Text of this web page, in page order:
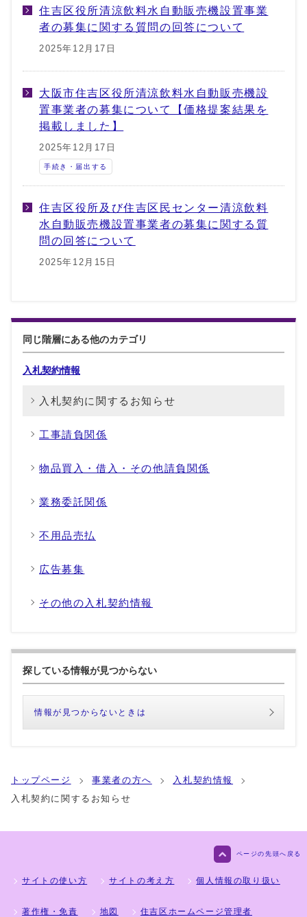
住吉区役所清涼飲料水自動販売機設置事業
者の募集に関する質問の回答について
2025年12月17日
大阪市住吉区役所清涼飲料水自動販売機設
置事業者の募集について【価格提案結果を
掲載しました】
2025年12月17日
手続き・届出する
住吉区役所及び住吉区民センター清涼飲料
水自動販売機設置事業者の募集に関する質
問の回答について
2025年12月15日
同じ階層にある他のカテゴリ
入札契約情報
入札契約に関するお知らせ
工事請負関係
物品買入・借入・その他請負関係
業務委託関係
不用品売払
広告募集
その他の入札契約情報
探している情報が見つからない
情報が見つからないときは
トップページ 事業者の方へ
入札契約情報
入札契約に関するお知らせ
ページの先頭へ戻る
サイトの使い方 サイトの考え方 個人情報の取り扱い
著作権・免責 地図 住吉区ホームページ管理者